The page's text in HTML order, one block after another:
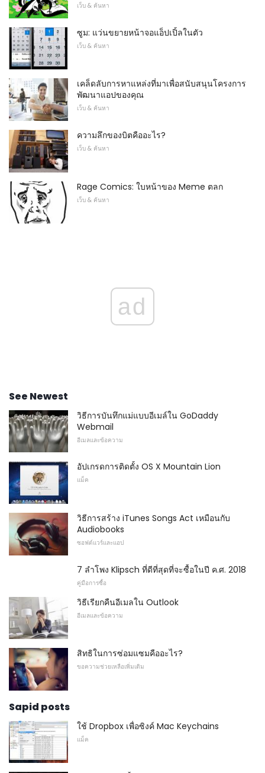
เว็บ & ค้นหา
ซูม: แว่นขยายหน้าจอแอ็ปเปิ้ลในตัว
เว็บ & ค้นหา
เคล็ดลับการหาแหล่งที่มาเพื่อสนับสนุนโครงการ
พัฒนาแอปของคุณ
เว็บ & ค้นหา
ความลึกของบิตคืออะไร?
เว็บ & ค้นหา
Rage Comics: ใบหน้าของ Meme ตลก
เว็บ & ค้นหา
ad
See Newest
วิธีการบันทึกแม่แบบอีเมล์ใน GoDaddy
Webmail
อีเมลและข้อความ
อัปเกรดการติดตั้ง OS X Mountain Lion
แม็ค
วิธีการสร้าง iTunes Songs Act เหมือนกับ
Audiobooks
ซอฟต์แวร์และแอป
7 ลำโพง Klipsch ที่ดีที่สุดที่จะซื้อในปี ค.ศ. 2018
คู่มือการซื้อ
วิธีเรียกคืนอีเมลใน Outlook
อีเมลและข้อความ
สิทธิในการซ่อมแซมคืออะไร?
ขอความช่วยเหลือเพิ่มเติม
Sapid posts
ใช้ Dropbox เพื่อซิงค์ Mac Keychains
แม็ค